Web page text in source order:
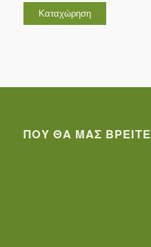
ΠΟΥ ΘΑ ΜΑΣ ΒΡΕΊΤΕ